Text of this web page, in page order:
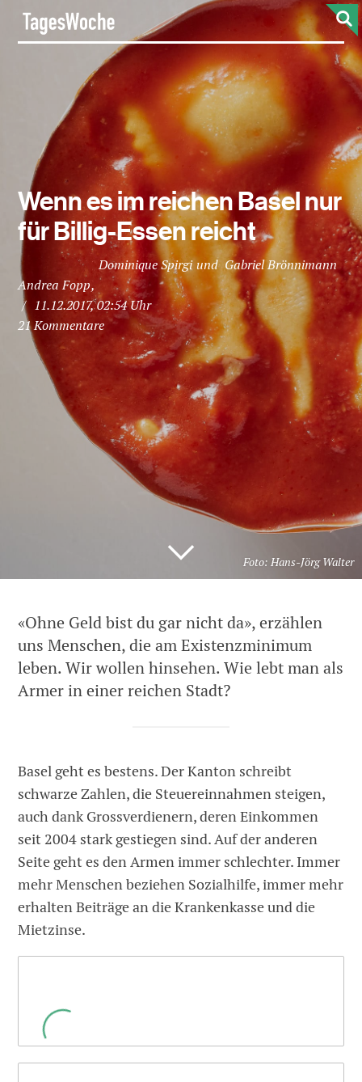
TagesWoche
Foto: Hans-Jörg Walter
Wenn es im reichen Basel nur
für Billig-Essen reicht
Andrea Fopp
Dominique Spirgi Gabriel Brönnimann
/ 11.12.2017, 02:54 Uhr
21 Kommentare
«Ohne Geld bist du gar nicht da», erzählen
uns Menschen, die am Existenzminimum
leben. Wir wollen hinsehen. Wie lebt man als
Armer in einer reichen Stadt?
Basel geht es bestens. Der Kanton schreibt
schwarze Zahlen, die Steuereinnahmen steigen,
auch dank Grossverdienern, deren Einkommen
seit 2004 stark gestiegen sind. Auf der anderen
Seite geht es den Armen immer schlechter. Immer
mehr Menschen beziehen Sozialhilfe, immer mehr
erhalten Beiträge an die Krankenkasse und die
Mietzinse.